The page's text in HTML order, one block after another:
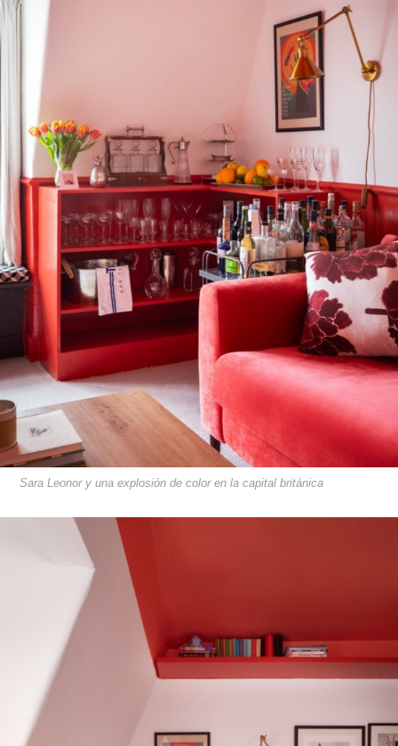
Sara Leonor y una explosión de color en la capital británica